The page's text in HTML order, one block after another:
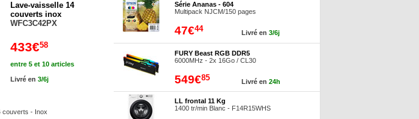
433€58
entre 5 et 10 articles
Livré en 3/6j
Lave-vaisselle 14
couverts inox
WFC3C42PX
couverts - Inox
Série Ananas - 604
Multipack NJCM/150 pages
Livré en 3/6j
47€44
FURY Beast RGB DDR5
6000MHz - 2x 16Go / CL30
Livré en 24h
549€85
LL frontal 11 Kg
1400 tr/min Blanc - F14R15WHS